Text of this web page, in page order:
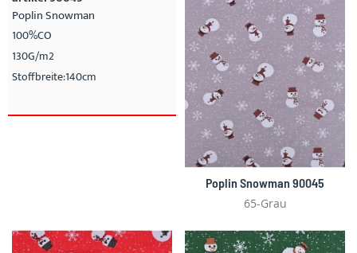
Poplin Snowman
100%CO
130G/m2
Stoffbreite:140cm
Poplin Snowman 90045
65-Grau